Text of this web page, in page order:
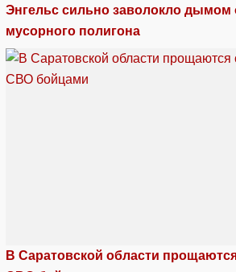
Энгельс сильно заволокло дымом
мусорного полигона
В Саратовской области